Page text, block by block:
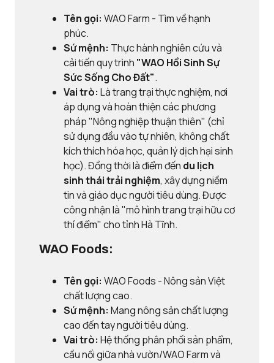
Tên gọi: WAO Farm - Tìm về hạnh
phúc.
Sứ mệnh: Thực hành nghiên cứu và
cải tiến quy trình "WAO Hồi Sinh Sự
Sức Sống Cho Đất".
Vai trò: Là trang trại thực nghiệm, nơi
áp dụng và hoàn thiện các phương
pháp "Nông nghiệp thuận thiên" (chỉ
sử dụng đầu vào tự nhiên, không chất
kích thích hóa học, quản lý dịch hại sinh
học). Đồng thời là điểm đến du lịch
sinh thái trải nghiệm, xây dựng niềm
tin và giáo dục người tiêu dùng. Được
công nhận là "mô hình trang trại hữu cơ
thí điểm" cho tỉnh Hà Tĩnh.
WAO Foods:
Tên gọi: WAO Foods - Nông sản Việt
chất lượng cao.
Sứ mệnh: Mang nông sản chất lượng
cao đến tay người tiêu dùng.
Vai trò: Hệ thống phân phối sản phẩm,
cầu nối giữa nhà vườn/WAO Farm và